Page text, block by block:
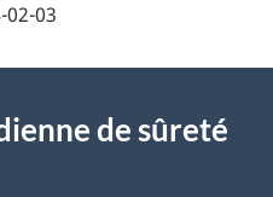
02-03
de sûreté